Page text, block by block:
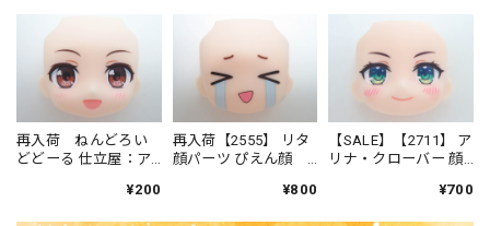
再入荷 ねんどろい
どどーる 仕立屋：ア
¥200
再入荷【2555】 リタ
顔パーツ ぴえん顔
¥800
【SALE】【2711】 ア
リナ・クローバー 顔
ろいどべーしっく¥700